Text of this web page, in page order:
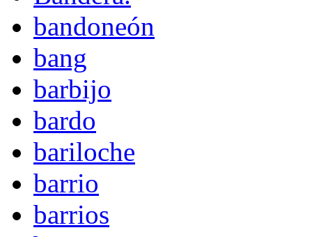
bandoneón
bang
barbijo
bardo
bariloche
barrio
barrios